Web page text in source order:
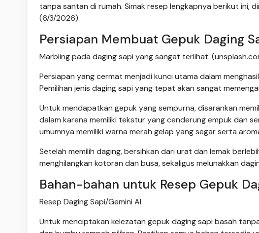
tanpa santan di rumah. Simak resep lengkapnya berikut ini,
(6/3/2026).
Persiapan Membuat Gepuk Daging
Marbling pada daging sapi yang sangat terlihat.
Persiapan yang cermat menjadi kunci utama dalam
Pemilihan jenis daging sapi yang tepat akan sangat
Untuk mendapatkan gepuk yang sempurna, disarankan
dalam karena memiliki tekstur yang cenderung empuk dan
umumnya memiliki warna merah gelap yang segar serta
Setelah memilih daging, bersihkan dari urat dan lemak
menghilangkan kotoran dan busa, sekaligus melunakkan
Bahan-bahan untuk Resep Gepuk
Resep Daging Sapi/Gemini AI
Untuk menciptakan kelezatan gepuk daging sapi basah